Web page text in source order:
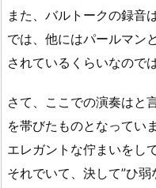
また、バルトークの録音
では、他にはパールマン
されているくらいなので
さて、ここでの演奏はと
を帯びたものとなってい
エレガントな佇まいをし
それでいて、決して”ひ